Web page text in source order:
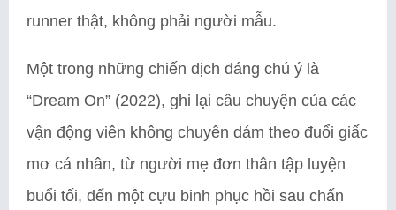
runner thật, không phải người mẫu.
Một trong những chiến dịch đáng chú ý là
“Dream On” (2022), ghi lại câu chuyện của các
vận động viên không chuyên dám theo đuổi giấc
mơ cá nhân, từ người mẹ đơn thân tập luyện
buổi tối, đến một cựu binh phục hồi sau chấn